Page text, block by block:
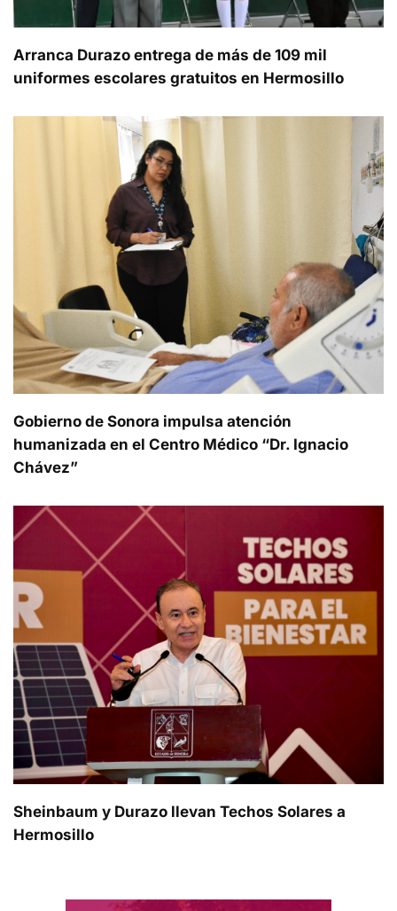
Arranca Durazo entrega de más de 109 mil
uniformes escolares gratuitos en Hermosillo
Gobierno de Sonora impulsa atención
humanizada en el Centro Médico “Dr. Ignacio
Chávez”
Sheinbaum y Durazo llevan Techos Solares a
Hermosillo